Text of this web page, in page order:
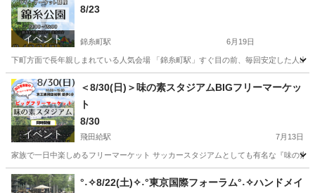
イベント
8/23
錦糸町駅 6月19日
下町方面で長年親しまれている人気会場 「錦糸町駅」すぐ目の前、毎回安定した人
東京 墨田区 錦糸町駅 フリーマーケット
イベント
＜8/30(日)＞味の素スタジアムBIGフリーマーケッ
ト
8/30
飛田給駅 7月13日
家族で一日中楽しめるフリーマーケット サッカースタジアムとしても有名な『味の
東京 調布市 飛田給駅 フリーマーケット 会場
°˖✧8/22(土)✧˖°東京国際フォーラム°˖✧ハンドメイ